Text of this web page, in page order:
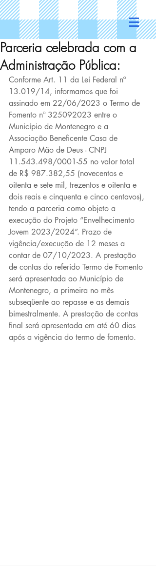
Parceria celebrada com a
Administração Pública:
Conforme Art. 11 da Lei Federal nº
13.019/14, informamos que foi
assinado em 22/06/2023 o Termo de
Fomento nº 325092023 entre o
Município de Montenegro e a
Associação Beneficente Casa de
Amparo Mão de Deus - CNPJ
11.543.498/0001-55 no valor total
de R$ 987.382,55 (novecentos e
oitenta e sete mil, trezentos e oitenta e
dois reais e cinquenta e cinco centavos),
tendo a parceria como objeto a
execução do Projeto “Envelhecimento
Jovem 2023/2024”. Prazo de
vigência/execução de 12 meses a
contar de 07/10/2023. A prestação
de contas do referido Termo de Fomento
será apresentada ao Município de
Montenegro, a primeira no mês
subseqüente ao repasse e as demais
bimestralmente. A prestação de contas
final será apresentada em até 60 dias
após a vigência do termo de fomento.